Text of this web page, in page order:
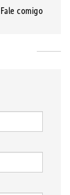
Fale comigo